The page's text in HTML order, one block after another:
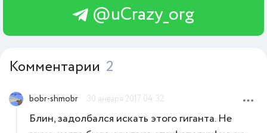
@uCrazy_org
Комментарии 2
bobr-shmobr 30 января 2017 04:32
Блин, задолбался искать этого гиганта. Не